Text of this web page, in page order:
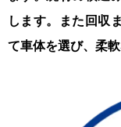
します。また回収
て車体を選び、柔